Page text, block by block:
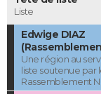
Liste
Edwige DIAZ
Une région au
liste soutenue par
Rassemblement